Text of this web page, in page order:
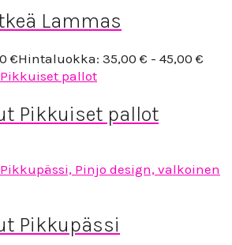
Lammas
€Hintaluokka: 35,00 € - 45,00 €
Pikkuiset pallot
Pikkupässi